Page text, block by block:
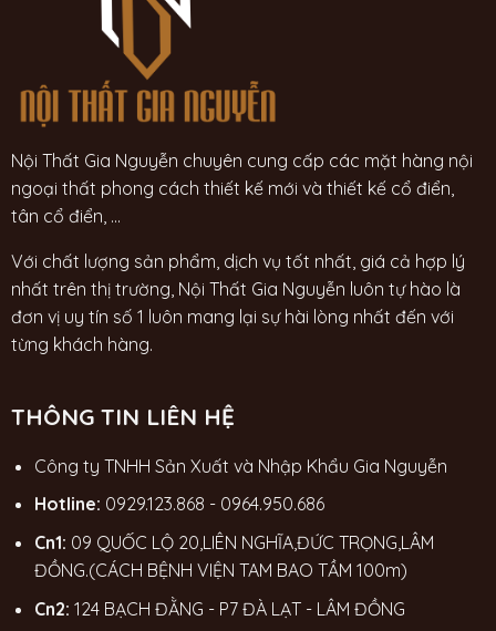
Nội Thất Gia Nguyễn chuyên cung cấp các mặt hàng nội
ngoại thất phong cách thiết kế mới và thiết kế cổ điển,
tân cổ điển, ...
Với chất lượng sản phẩm, dịch vụ tốt nhất, giá cả hợp lý
nhất trên thị trường, Nội Thất Gia Nguyễn luôn tự hào là
đơn vị uy tín số 1 luôn mang lại sự hài lòng nhất đến với
từng khách hàng.
THÔNG TIN LIÊN HỆ
Công ty TNHH Sản Xuất và Nhập Khẩu Gia Nguyễn
Hotline: 0929.123.868 - 0964.950.686
Cn1: 09 QUỐC LỘ 20,LIÊN NGHĨA,ĐỨC TRỌNG,LÂM
ĐỒNG.(CÁCH BỆNH VIỆN TAM BAO TẦM 100m)
Cn2: 124 BẠCH ĐẰNG - P7 ĐÀ LẠT - LÂM ĐỒNG